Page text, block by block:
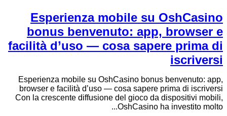
Esperienza mobile su OshCasino
bonus benvenuto: app, browser e
facilità d’uso — cosa sapere prima di
iscriversi
Esperienza mobile su OshCasino bonus benvenuto: app,
browser e facilità d’uso — cosa sapere prima di iscriversi
Con la crescente diffusione del gioco da dispositivi mobili,
OshCasino ha investito molto...